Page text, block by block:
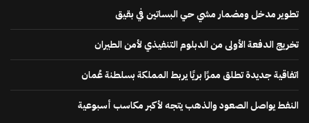
تطوير مدخل ومضمار مشي حي البساتين في بقيق
تخريج الدفعة الأولى من الدبلوم التنفيذي لأمن الطيران
اتفاقية جديدة تطلق ممرًا بريًا يربط المملكة بسلطنة عُمان
النفط يواصل الصعود والذهب يتجه لأكبر مكاسب أسبوعية